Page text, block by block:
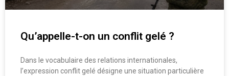
Qu’appelle-t-on un conflit gelé ?
Dans le vocabulaire des relations internationales,
l’expression conflit gelé désigne une situation particulière